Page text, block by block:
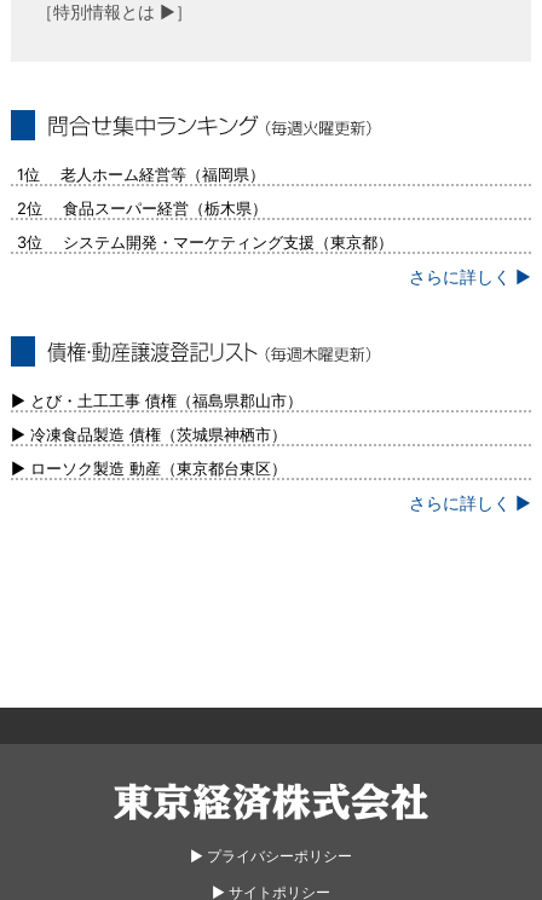
［特別情報とは ▶］
1位 老人ホーム経営等（福岡県）
2位 食品スーパー経営（栃木県）
3位 システム開発・マーケティング支援（東京都）
さらに詳しく ▶
新）
▶ とび・土工工事 債権（福島県郡山市）
▶ 冷凍食品製造 債権（茨城県神栖市）
▶ ローソク製造 動産（東京都台東区）
さらに詳しく ▶
▶︎ プライバシーポリシー
▶︎ サイトポリシー